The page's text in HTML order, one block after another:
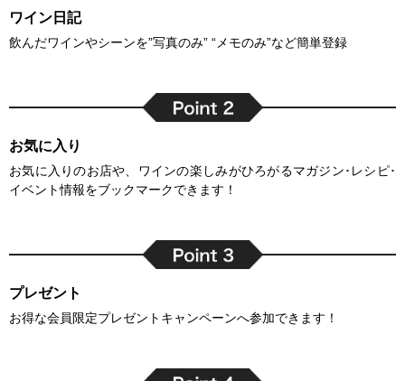
ワイン日記
飲んだワインやシーンを”写真のみ” “メモのみ”など簡単登録
お気に入り
お気に入りのお店や、ワインの楽しみがひろがるマガジン･レシピ･
イベント情報をブックマークできます！
プレゼント
お得な会員限定プレゼントキャンペーンへ参加できます！